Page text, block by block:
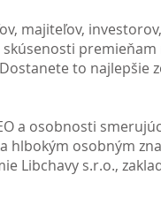
majiteľov,
to najlepšie
a osobnosti
hlbokým osobným
Libchavy s.r.o.,